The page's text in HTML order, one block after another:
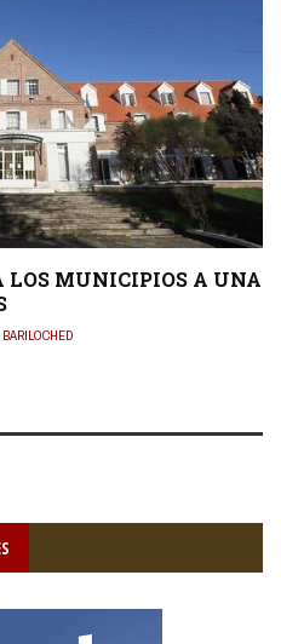
LOS MUNICIPIOS A UNA
BARILOCHED